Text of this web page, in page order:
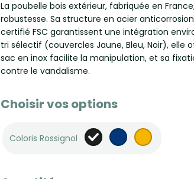
La poubelle bois extérieur, fabriquée en
robustesse. Sa structure en acier
certifié FSC garantissent une intégration
tri sélectif (couvercles Jaune, Bleu, Noir),
sac en inox facilite la manipulation, et sa
contre le vandalisme.
Choisir vos options
Coloris Rossignol